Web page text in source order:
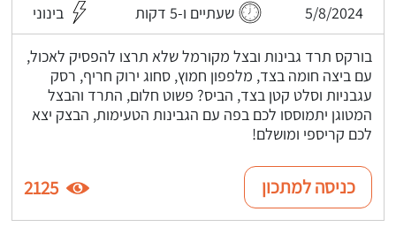
5/8/2024 שעתיים ו-5 דקות בינוני
בורקס תרד גבינות ובצל מקורמל שלא תרצו להפסיק לאכול,
עם ביצה חומה בצד, מלפפון חמוץ, סחוג ירוק חריף, רסק
עגבניות וסלט קטן בצד, הביס? פשוט חלום, התרד והבצל
המטוגן יתמוססו לכם בפה עם הגבינות הטעימות, הבצק יצא
לכם קריספי ומושלם!
כניסה למתכון 2125